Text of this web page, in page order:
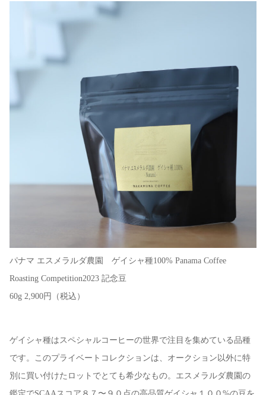
パナマ エスメラルダ農園 ゲイシャ種100% Panama Coffee
Roasting Competition2023 記念豆
60g 2,900円（税込）
ゲイシャ種はスペシャルコーヒーの世界で注目を集めている品種
です。このプライベートコレクションは、オークション以外に特
別に買い付けたロットでとても希少なもの。エスメラルダ農園の